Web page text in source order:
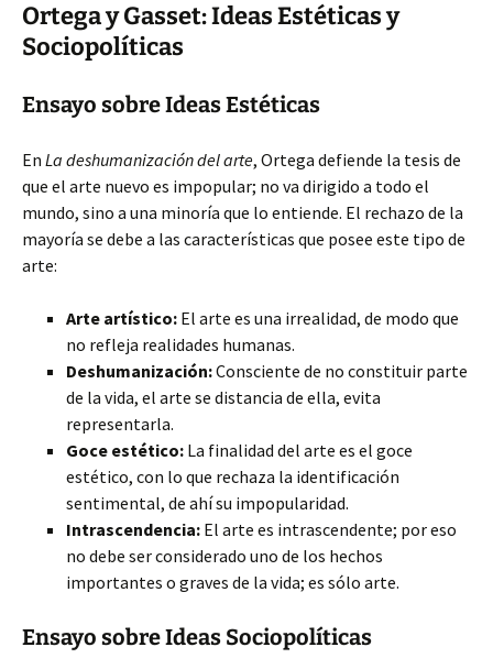
Ortega y Gasset: Ideas Estéticas y
Sociopolíticas
Ensayo sobre Ideas Estéticas
En La deshumanización del arte, Ortega defiende la tesis de
que el arte nuevo es impopular; no va dirigido a todo el
mundo, sino a una minoría que lo entiende. El rechazo de la
mayoría se debe a las características que posee este tipo de
arte:
Arte artístico: El arte es una irrealidad, de modo que
no refleja realidades humanas.
Deshumanización:Consciente de no constituir parte
de la vida, el arte se distancia de ella, evita
representarla.
Goce estético: La finalidad del arte es el goce
estético, con lo que rechaza la identificación
sentimental, de ahí su impopularidad.
Intrascendencia: El arte es intrascendente; por eso
no debe ser considerado uno de los hechos
importantes o graves de la vida; es sólo arte.
Ensayo sobre Ideas Sociopolíticas